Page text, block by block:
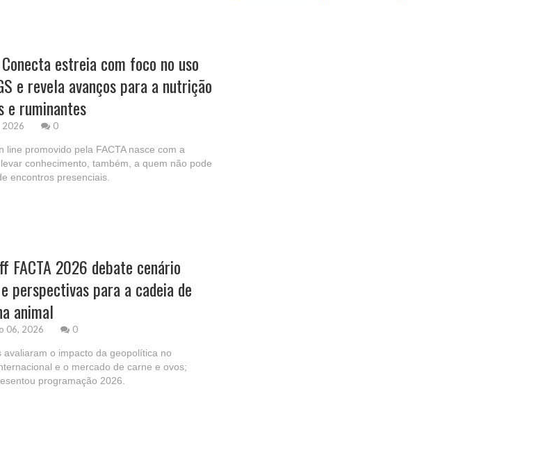
Conecta estreia com foco no uso
e revela avanços para a nutrição
e ruminantes
2026 0
line promovido pela FACTA nasce com a
conhecimento, também, a quem não pode
encontros presenciais.
FACTA 2026 debate cenário
perspectivas para a cadeia de
animal
06, 2026 0
avaliaram o impacto da geopolítica no
e o mercado de carne e ovos;
programação 2026.